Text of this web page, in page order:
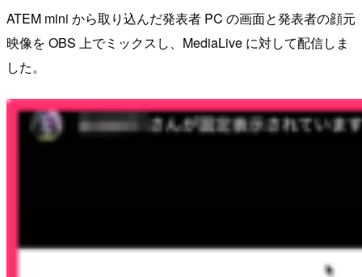
ATEM mini から取り込んだ発表者 PC の画面と発表者の顔元
映像を OBS 上でミックスし、MediaLive に対して配信しま
した。